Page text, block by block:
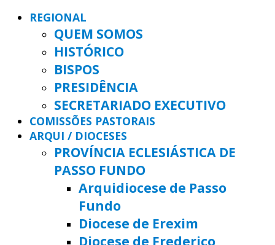
REGIONAL
QUEM SOMOS
HISTÓRICO
BISPOS
PRESIDÊNCIA
SECRETARIADO EXECUTIVO
COMISSÕES PASTORAIS
ARQUI / DIOCESES
PROVÍNCIA ECLESIÁSTICA DE
PASSO FUNDO
Arquidiocese de Passo
Fundo
Diocese de Erexim
Diocese de Frederico